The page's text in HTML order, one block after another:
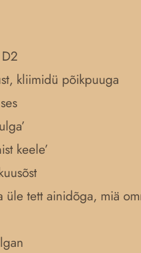
kliimidü põikpuuga
keele’
tett ainidõga, miä